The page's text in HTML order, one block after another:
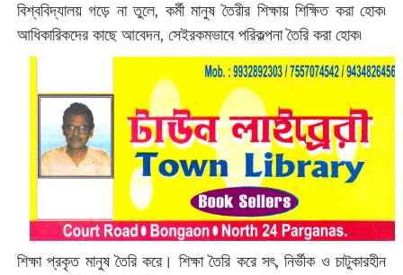
বিশ্ববিদ্যালয় গড়ে না তুলে, কর্মী মানুষ তৈরীর শিক্ষায় শিক্ষিত করা হোক৷
আধিকারিকদের কাছে আবেদন, সেইরকমভাবে পরিকল্পনা তৈরি করা হোক৷
শিক্ষা প্রকৃত মানুষ তৈরি করে। শিক্ষা তৈরি করে সৎ, নির্ভীক ও চাটুকারহীন